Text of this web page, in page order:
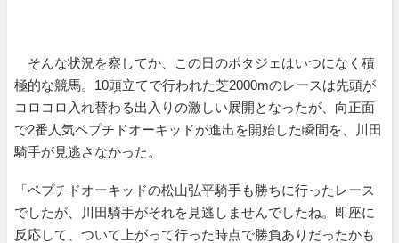
そんな状況を察してか、この日のポタジェはいつになく積
極的な競馬。10頭立てで行われた芝2000mのレースは先頭が
コロコロ入れ替わる出入りの激しい展開となったが、向正面
で2番人気ペプチドオーキッドが進出を開始した瞬間を、川田
騎手が見逃さなかった。
「ペプチドオーキッドの松山弘平騎手も勝ちに行ったレース
でしたが、川田騎手がそれを見逃しませんでしたね。即座に
反応して、ついて上がって行った時点で勝負ありだったかも